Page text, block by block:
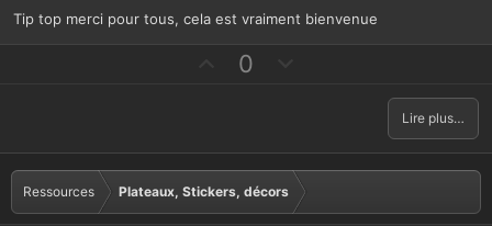
0
é
)
Tip top merci pour tous, cela est vraiment bienvenue
f
a
v
0
r
c
o
Lire plus…
Ressources Plateaux, Stickers, décors